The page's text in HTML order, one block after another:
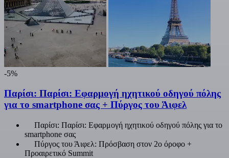
-5%
Παρίσι: Παρίσι: Εφαρμογή ηχητικού οδηγού πόλης
για το smartphone σας + Πύργος του Άιφελ
Παρίσι: Παρίσι: Εφαρμογή ηχητικού οδηγού πόλης για το
smartphone σας
Πύργος του Άιφελ: Πρόσβαση στον 2ο όροφο +
Προαιρετικό Summit